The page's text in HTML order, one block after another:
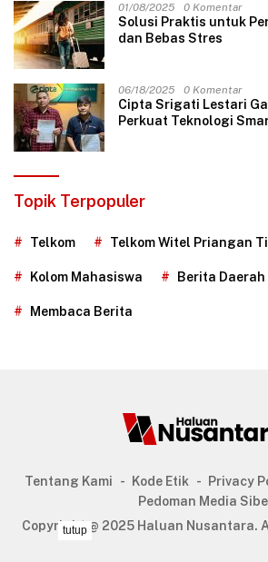
01/08/2025 0 Komentar
Solusi Praktis untuk
dan Bebas Stres
06/18/2025 0 Komentar
Cipta Srigati Lestari
Perkuat Teknologi
Topik Terpopuler
Telkom Telkom Witel Priangan
Kolom Mahasiswa Berita Daerah
Membaca Berita
Tentang Kami Kode Etik Privacy
Pedoman Media
Copyright @ 2025 Haluan Nusantara.
tutup